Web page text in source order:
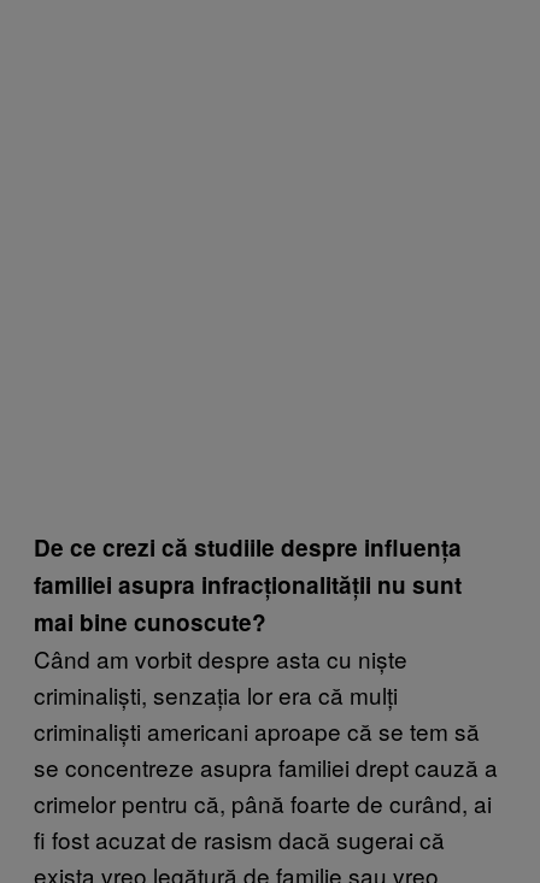
De ce crezi că studiile despre influența
familiei asupra infracționalității nu sunt
mai bine cunoscute?
Când am vorbit despre asta cu niște
criminaliști, senzația lor era că mulți
criminaliști americani aproape că se tem să
se concentreze asupra familiei drept cauză a
crimelor pentru că, până foarte de curând, ai
fi fost acuzat de rasism dacă sugerai că
exista vreo legătură de familie sau vreo